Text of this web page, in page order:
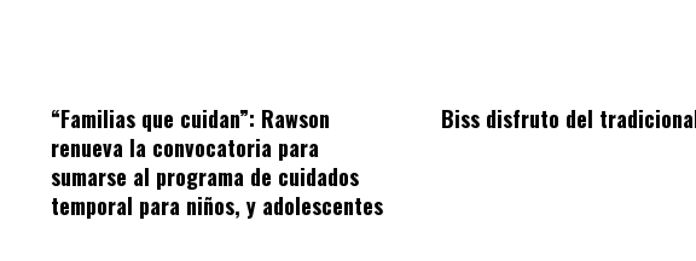
“Familias que cuidan”: Rawson
renueva la convocatoria para
sumarse al programa de cuidados
temporal para niños, y adolescentes
Biss disfruto del